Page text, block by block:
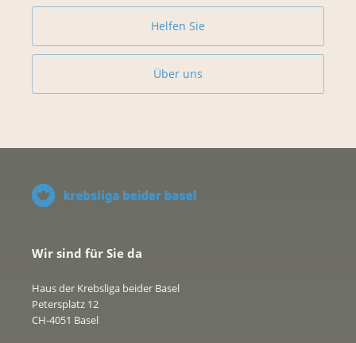
Helfen Sie
Über uns
Wir sind für Sie da
Haus der Krebsliga beider Basel
Petersplatz 12
CH-4051 Basel